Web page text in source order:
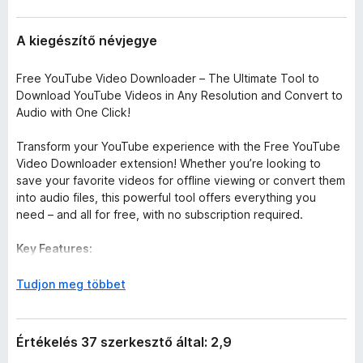
A kiegészítő névjegye
Free YouTube Video Downloader – The Ultimate Tool to
Download YouTube Videos in Any Resolution and Convert to
Audio with One Click!
Transform your YouTube experience with the Free YouTube
Video Downloader extension! Whether you’re looking to
save your favorite videos for offline viewing or convert them
into audio files, this powerful tool offers everything you
need – and all for free, with no subscription required.
Key Features:
Download in Any Resolution:
the perfect quality every time. Whether you're downloading
for mobile viewing or high-definition playback on larger
screens, this extension has you covered.
K
b
o
n
Tudjon meg többet
Értékelés 37 szerkesztő által: 2,9